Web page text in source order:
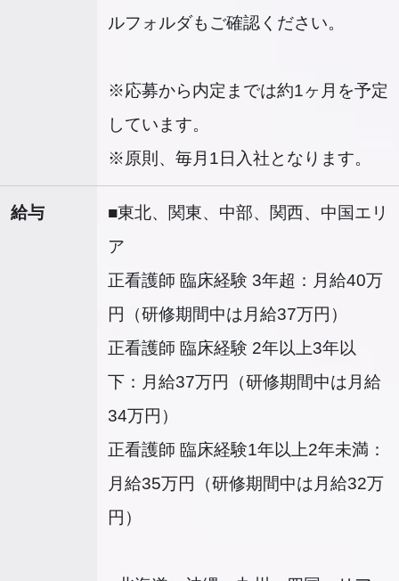
ルフォルダもご確認ください。
※応募から内定までは約1ヶ月を予定
しています。
※原則、毎月1日入社となります。
給与
■東北、関東、中部、関西、中国エリ
ア
正看護師 臨床経験 3年超：月給40万
円（研修期間中は月給37万円）
正看護師 臨床経験 2年以上3年以
下：月給37万円（研修期間中は月給
34万円）
正看護師 臨床経験1年以上2年未満：
月給35万円（研修期間中は月給32万
円）